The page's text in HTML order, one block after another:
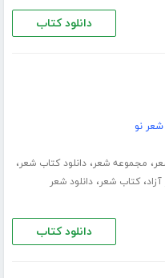
دانلود کتاب
نو
، مجموعه شعر،دانلود کتاب شعر،
،کتاب شعر،دانلود شعر
دانلود کتاب